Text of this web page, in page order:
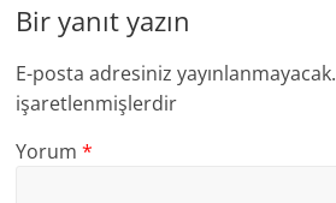
Bir yanıt yazın
E-posta adresiniz yayınlanmayacak.
işaretlenmişlerdir
Yorum*